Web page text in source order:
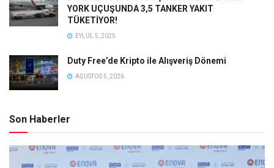
YORK UÇUŞUNDA 3,5 TANKER YAKIT
TÜKETİYOR!
EYLÜL 5, 2025
Duty Free’de Kripto ile Alışveriş Dönemi
AĞUSTOS 5, 2026
Son Haberler